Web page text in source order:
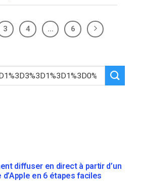
3 4 … 6
diffuser en direct à partir d’un
d’Apple en 6 étapes faciles